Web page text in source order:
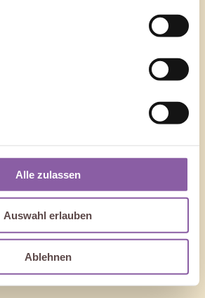
Alle zulassen
Auswahl erlauben
Ablehnen
you’re looking for. Perhaps searching